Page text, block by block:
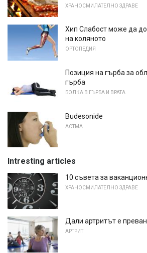
ХРАНОСМИЛАТЕЛНО ЗДРАВЕ
Хип Слабост може да
на коляното
ОРТОПЕДИЯ
Позиция на гърба за
гърба
БОЛКА В ГЪРБА И ВРАТА
Budesonide
АСТМА
Intresting articles
10 съвета за
ХРАНОСМИЛАТЕЛНО ЗДРАВЕ
Дали артритът е
АРТРИТ